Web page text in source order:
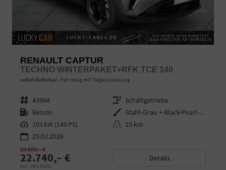
RENAULT CAPTUR
TECHNO WINTERPAKET+RFK TCE 140
sofort lieferbar Fahrzeug mit Tageszulassung
Fahrzeugnr. 43904 Getriebe Schaltgetriebe
Kraftstoff Benzin Außenfarbe
Stahl-Grau + Black-Pearl-Schwarz
Leistung 103 kW (140 PS) Kilometerstand 15 km
25.03.2026
22.740,– €
incl. 19% MwSt.
29.600,– €
Details